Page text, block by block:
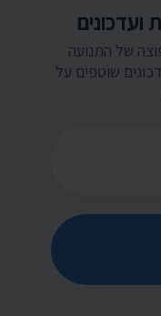
של התנועה
שוטפים על